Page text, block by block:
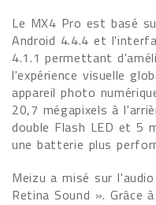
Le MX4 Pro est basé
Android 4.4.4 et
4.1.1 permettant
l'expérience visuelle
appareil photo
20,7 mégapixels à
double Flash LED et 5
une batterie plus
Meizu a misé sur
Retina Sound ». Grâce